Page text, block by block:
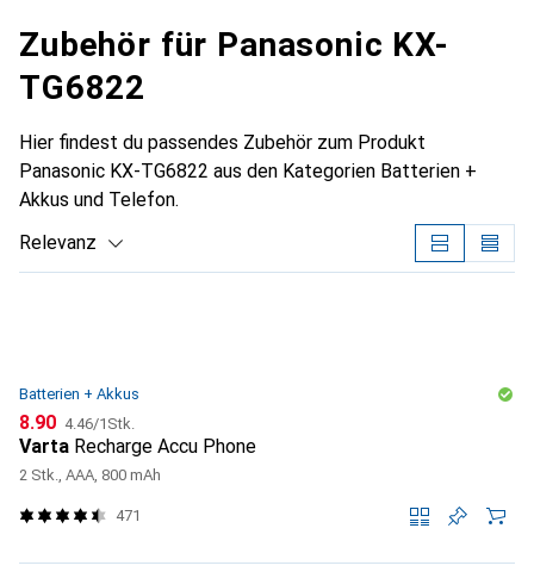
Zubehör für Panasonic KX-
TG6822
Hier findest du passendes Zubehör zum Produkt
Panasonic KX-TG6822 aus den Kategorien Batterien +
Akkus und Telefon.
Relevanz
Batterien + Akkus
CHF
8.90 CHF
4.46/1Stk.
Varta Recharge Accu Phone
2 Stk., AAA, 800 mAh
471